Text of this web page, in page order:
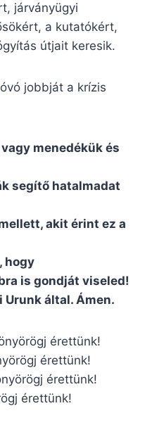
járványügyi
a kutatókért,
útjait keresik.
jobbját a krízis
menedékük és
segítő hatalmadat
akit érint ez a
hogy
is gondját viseled!
Urunk által. Ámen.
érettünk!
érettünk!
érettünk!
érettünk!